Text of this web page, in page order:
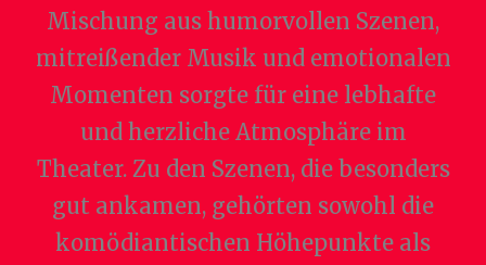
Mischung aus humorvollen Szenen,
mitreißender Musik und emotionalen
Momenten sorgte für eine lebhafte
und herzliche Atmosphäre im
Theater. Zu den Szenen, die besonders
gut ankamen, gehörten sowohl die
komödiantischen Höhepunkte als